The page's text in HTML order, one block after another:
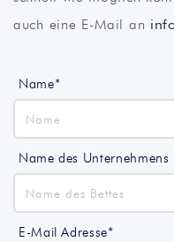
auch eine E-Mail an
Name*
Name des Unternehmens
E-Mail Adresse*